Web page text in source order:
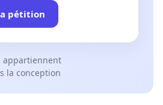
pétition
appartiennent
la conception